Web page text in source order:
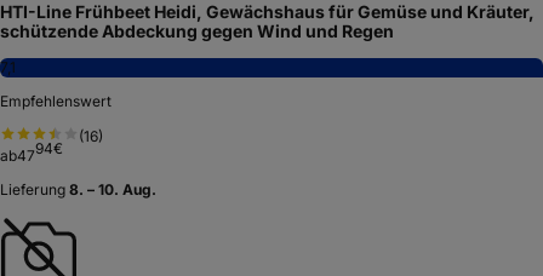
HTI-Line Frühbeet Heidi, Gewächshaus für Gemüse und Kräuter,
schützende Abdeckung gegen Wind und Regen
7,1
Empfehlenswert
(16)
ab4794€
Lieferung 8. – 10. Aug.